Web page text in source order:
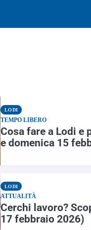
LODI
TEMPO LIBERO
Cosa fare a Lodi e
e domenica 15
LODI
ATTUALITÀ
Cerchi lavoro?
17 febbraio 2026)